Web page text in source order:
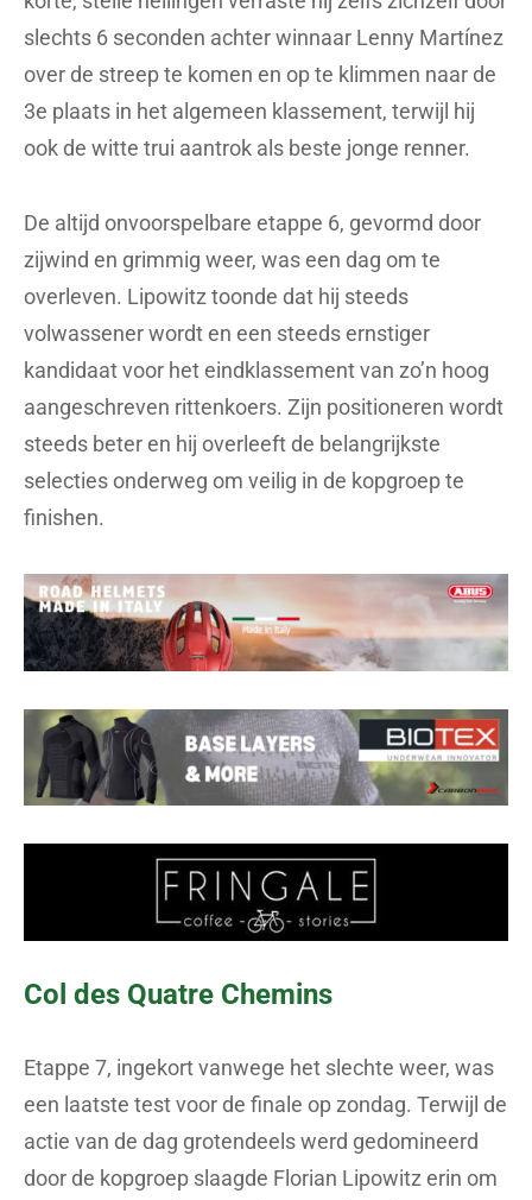
slechts 6 seconden achter winnaar Lenny Martínez
over de streep te komen en op te klimmen naar de
3e plaats in het algemeen klassement, terwijl hij
ook de witte trui aantrok als beste jonge renner.
De altijd onvoorspelbare etappe 6, gevormd door
zijwind en grimmig weer, was een dag om te
overleven. Lipowitz toonde dat hij steeds
volwassener wordt en een steeds ernstiger
kandidaat voor het eindklassement van zo’n hoog
aangeschreven rittenkoers. Zijn positioneren wordt
steeds beter en hij overleeft de belangrijkste
selecties onderweg om veilig in de kopgroep te
finishen.
Col des Quatre Chemins
Etappe 7, ingekort vanwege het slechte weer, was
een laatste test voor de finale op zondag. Terwijl de
actie van de dag grotendeels werd gedomineerd
door de kopgroep slaagde Florian Lipowitz erin om